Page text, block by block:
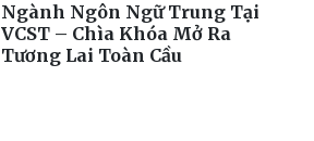
Ngành Ngôn Ngữ Trung Tại
VCST – Chìa Khóa Mở Ra
Tương Lai Toàn Cầu